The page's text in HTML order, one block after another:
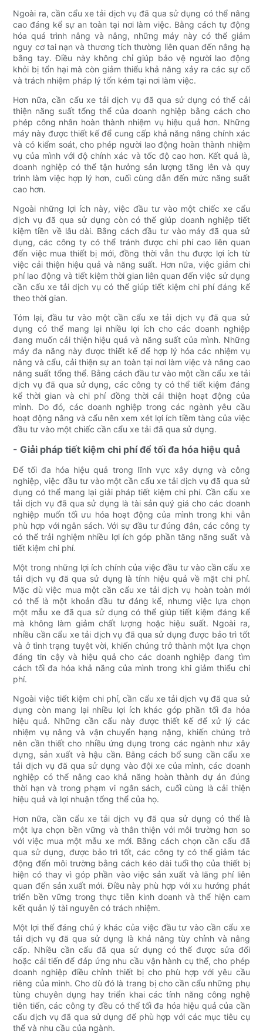
Ngoài ra, cần cẩu xe tải dịch vụ đã qua sử dụng có thể nâng
cao đáng kể sự an toàn tại nơi làm việc. Bằng cách tự động
hóa quá trình nâng và nâng, những máy này có thể giảm
nguy cơ tai nạn và thương tích thường liên quan đến nâng hạ
bằng tay. Điều này không chỉ giúp bảo vệ người lao động
khỏi bị tổn hại mà còn giảm thiểu khả năng xảy ra các sự cố
và trách nhiệm pháp lý tốn kém tại nơi làm việc.
Hơn nữa, cần cẩu xe tải dịch vụ đã qua sử dụng có thể cải
thiện năng suất tổng thể của doanh nghiệp bằng cách cho
phép công nhân hoàn thành nhiệm vụ hiệu quả hơn. Những
máy này được thiết kế để cung cấp khả năng nâng chính xác
và có kiểm soát, cho phép người lao động hoàn thành nhiệm
vụ của mình với độ chính xác và tốc độ cao hơn. Kết quả là,
doanh nghiệp có thể tận hưởng sản lượng tăng lên và quy
trình làm việc hợp lý hơn, cuối cùng dẫn đến mức năng suất
cao hơn.
Ngoài những lợi ích này, việc đầu tư vào một chiếc xe cẩu
dịch vụ đã qua sử dụng còn có thể giúp doanh nghiệp tiết
kiệm tiền về lâu dài. Bằng cách đầu tư vào máy đã qua sử
dụng, các công ty có thể tránh được chi phí cao liên quan
đến việc mua thiết bị mới, đồng thời vẫn thu được lợi ích từ
việc cải thiện hiệu quả và năng suất. Hơn nữa, việc giảm chi
phí lao động và tiết kiệm thời gian liên quan đến việc sử dụng
cần cẩu xe tải dịch vụ có thể giúp tiết kiệm chi phí đáng kể
theo thời gian.
Tóm lại, đầu tư vào một cần cẩu xe tải dịch vụ đã qua sử
dụng có thể mang lại nhiều lợi ích cho các doanh nghiệp
đang muốn cải thiện hiệu quả và năng suất của mình. Những
máy đa năng này được thiết kế để hợp lý hóa các nhiệm vụ
nâng và cẩu, cải thiện sự an toàn tại nơi làm việc và nâng cao
năng suất tổng thể. Bằng cách đầu tư vào một cần cẩu xe tải
dịch vụ đã qua sử dụng, các công ty có thể tiết kiệm đáng
kể thời gian và chi phí đồng thời cải thiện hoạt động của
mình. Do đó, các doanh nghiệp trong các ngành yêu cầu
hoạt động nâng và cẩu nên xem xét lợi ích tiềm tàng của việc
đầu tư vào một chiếc cần cẩu xe tải đã qua sử dụng.
- Giải pháp tiết kiệm chi phí để tối đa hóa hiệu quả
Để tối đa hóa hiệu quả trong lĩnh vực xây dựng và công
nghiệp, việc đầu tư vào một cần cẩu xe tải dịch vụ đã qua sử
dụng có thể mang lại giải pháp tiết kiệm chi phí. Cần cẩu xe
tải dịch vụ đã qua sử dụng là tài sản quý giá cho các doanh
nghiệp muốn tối ưu hóa hoạt động của mình trong khi vẫn
phù hợp với ngân sách. Với sự đầu tư đúng đắn, các công ty
có thể trải nghiệm nhiều lợi ích góp phần tăng năng suất và
tiết kiệm chi phí.
Một trong những lợi ích chính của việc đầu tư vào cần cẩu xe
tải dịch vụ đã qua sử dụng là tính hiệu quả về mặt chi phí.
Mặc dù việc mua một cần cẩu xe tải dịch vụ hoàn toàn mới
có thể là một khoản đầu tư đáng kể, nhưng việc lựa chọn
một mẫu xe đã qua sử dụng có thể giúp tiết kiệm đáng kể
mà không làm giảm chất lượng hoặc hiệu suất. Ngoài ra,
nhiều cần cẩu xe tải dịch vụ đã qua sử dụng được bảo trì tốt
và ở tình trạng tuyệt vời, khiến chúng trở thành một lựa chọn
đáng tin cậy và hiệu quả cho các doanh nghiệp đang tìm
cách tối đa hóa khả năng của mình trong khi giảm thiểu chi
phí.
Ngoài việc tiết kiệm chi phí, cần cẩu xe tải dịch vụ đã qua sử
dụng còn mang lại nhiều lợi ích khác góp phần tối đa hóa
hiệu quả. Những cần cẩu này được thiết kế để xử lý các
nhiệm vụ nâng và vận chuyển hạng nặng, khiến chúng trở
nên cần thiết cho nhiều ứng dụng trong các ngành như xây
dựng, sản xuất và hậu cần. Bằng cách bổ sung cần cẩu xe
tải dịch vụ đã qua sử dụng vào đội xe của mình, các doanh
nghiệp có thể nâng cao khả năng hoàn thành dự án đúng
thời hạn và trong phạm vi ngân sách, cuối cùng là cải thiện
hiệu quả và lợi nhuận tổng thể của họ.
Hơn nữa, cần cẩu xe tải dịch vụ đã qua sử dụng có thể là
một lựa chọn bền vững và thân thiện với môi trường hơn so
với việc mua một mẫu xe mới. Bằng cách chọn cần cẩu đã
qua sử dụng, được bảo trì tốt, các công ty có thể giảm tác
động đến môi trường bằng cách kéo dài tuổi thọ của thiết bị
hiện có thay vì góp phần vào việc sản xuất và lãng phí liên
quan đến sản xuất mới. Điều này phù hợp với xu hướng phát
triển bền vững trong thực tiễn kinh doanh và thể hiện cam
kết quản lý tài nguyên có trách nhiệm.
Một lợi thế đáng chú ý khác của việc đầu tư vào cần cẩu xe
tải dịch vụ đã qua sử dụng là khả năng tùy chỉnh và nâng
cấp. Nhiều cần cẩu đã qua sử dụng có thể được sửa đổi
hoặc cải tiến để đáp ứng nhu cầu vận hành cụ thể, cho phép
doanh nghiệp điều chỉnh thiết bị cho phù hợp với yêu cầu
riêng của mình. Cho dù đó là trang bị cho cần cẩu những phụ
tùng chuyên dụng hay triển khai các tính năng công nghệ
tiên tiến, các công ty đều có thể tối đa hóa hiệu quả của cần
cẩu dịch vụ đã qua sử dụng để phù hợp với các mục tiêu cụ
thể và nhu cầu của ngành.